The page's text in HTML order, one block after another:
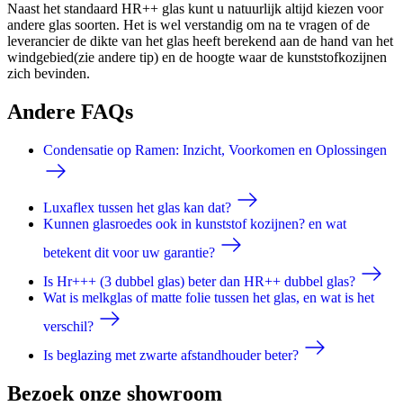
Naast het standaard HR++ glas kunt u natuurlijk altijd kiezen voor
andere glas soorten. Het is wel verstandig om na te vragen of de
leverancier de dikte van het glas heeft berekend aan de hand van het
windgebied(zie andere tip) en de hoogte waar de kunststofkozijnen
zich bevinden.
Andere FAQs
Condensatie op Ramen: Inzicht, Voorkomen en Oplossingen
Luxaflex tussen het glas kan dat?
Kunnen glasroedes ook in kunststof kozijnen? en wat
betekent dit voor uw garantie?
Is Hr+++ (3 dubbel glas) beter dan HR++ dubbel glas?
Wat is melkglas of matte folie tussen het glas, en wat is het
verschil?
Is beglazing met zwarte afstandhouder beter?
Bezoek onze showroom